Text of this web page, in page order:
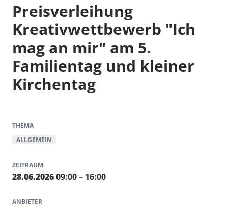
Preisverleihung
Kreativwettbewerb "Ich
mag an mir" am 5.
Familientag und kleiner
Kirchentag
THEMA
ALLGEMEIN
ZEITRAUM
28.06.202609:00 – 16:00
ANBIETER